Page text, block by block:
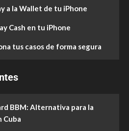
a la Wallet de tu iPhone
Cash en tu iPhone
tus casos de forma segura
BBM: Alternativa para la
Cuba